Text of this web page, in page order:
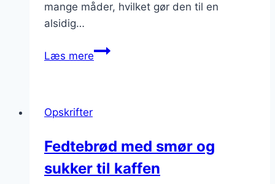
mange måder, hvilket gør den til en
alsidig…
Læs mereFedtebrød
Opskrifter
Fedtebrød med smør og
sukker til kaffen